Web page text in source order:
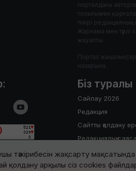
тәжірибесін жақсарту
қолдану арқылы сіз cookies
порталдағы
толығымен
пікірі
Жарнама мен түрлі
жауапты.
Портал
назарына.
Біз туралы
Сайлау 2026
Редакция
Сайтты қолдану
Редакциялық